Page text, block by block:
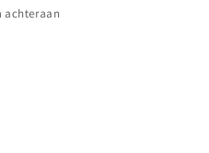
achteraan